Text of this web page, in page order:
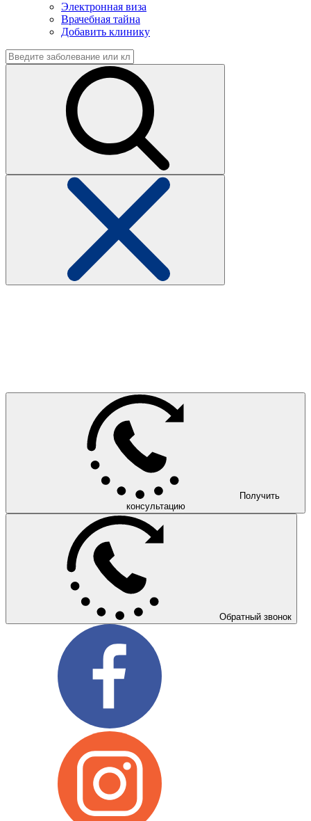
Электронная виза
Врачебная тайна
Добавить клинику
Получить
консультацию
Обратный звонок